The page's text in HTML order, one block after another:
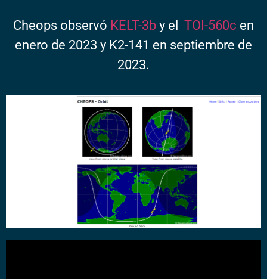
Cheops observó KELT-3b y el TOI-560c en
enero de 2023 y K2-141 en septiembre de
2023.